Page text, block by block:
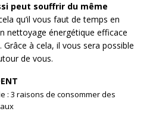
peut souffrir du même
qu’il vous faut de temps en
nettoyage énergétique efficace
à cela, il vous sera possible
de vous.
: 3 raisons de consommer des